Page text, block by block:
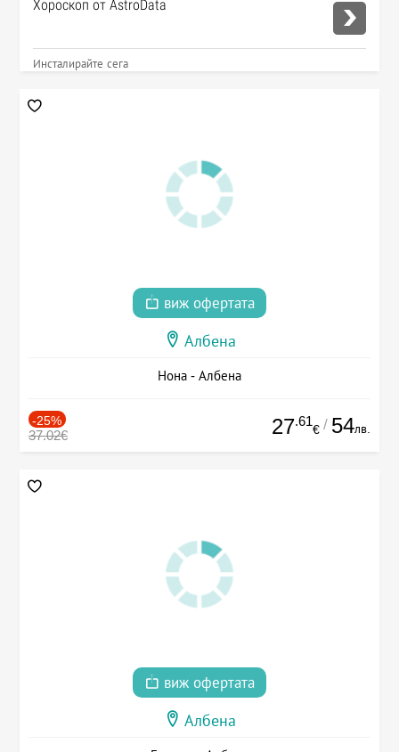
Хороскоп от AstroData
Инсталирайте сега
виж офертата
Албена
Нона - Албена
-25%
37.02€ 27.61
€ / 54лв.
виж офертата
Албена